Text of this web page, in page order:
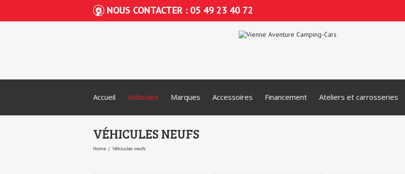
NOUS CONTACTER : 05 49 23 40 72
Accueil Véhicules Marques Accessoires Financement Ateliers et carrosseries
VÉHICULES NEUFS
Home Véhicules neufs